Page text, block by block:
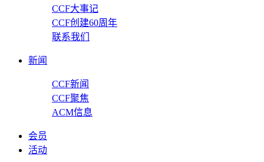
CCF大事记
CCF创建60周年
联系我们
新闻
CCF新闻
CCF聚焦
ACM信息
会员
活动